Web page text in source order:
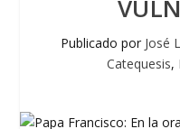
Publicado por José
Catequesis,